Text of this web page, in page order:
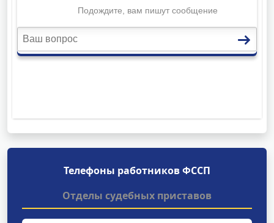
Телефоны работников ФССП
Отделы судебных приставов